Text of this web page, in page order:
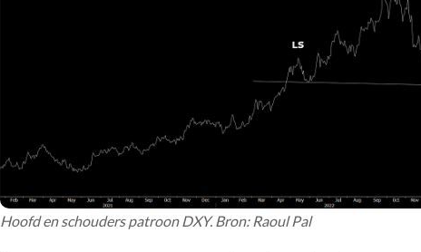
Hoofd en schouders patroon DXY. Bron: Raoul Pal